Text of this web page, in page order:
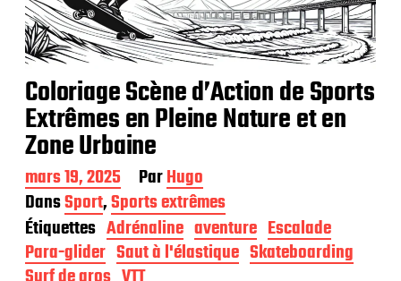
Coloriage Scène d’Action de Sports
Extrêmes en Pleine Nature et en
Zone Urbaine
D
a
t
e
d
e
mars 19, 2025 ParHugo
DansSport,Sports extrêmes
Étiquettes Adrénaline aventure Escalade
Para-glider Saut à l'élastique Skateboarding